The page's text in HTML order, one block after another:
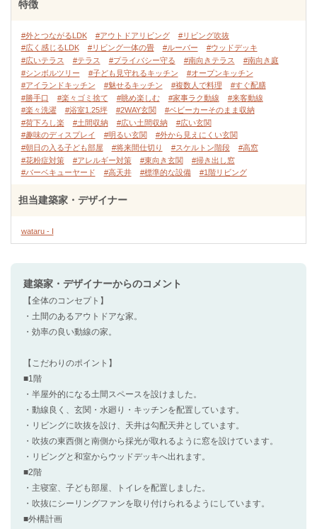
特徴
#外とつながるLDK #アウトドアリビング
#リビング吹抜
#広く感じるLDK
#リビング一体の畳 #ルーバー
#ウッドデッキ
#広いテラス
#テラス #プライバシー守る #南向きテラス
#南向き庭
#シンボルツリー
#子ども見守れるキッチン
#オープンキッチン
#アイランドキッチン
#魅せるキッチン #複数人で料理
#すぐ配膳
#勝手口
#楽々ゴミ捨て #眺め楽しむ #家事ラク動線
#来客動線
#楽々洗濯
#浴室1.25坪 #2WAY玄関
#ベビーカーそのまま収納
#荷下ろし楽
#土間収納 #広い土間収納
#広い玄関
#趣味のディスプレイ
#明るい玄関
#外から見えにくい玄関
#朝日の入る子ども部屋
#将来間仕切り #スケルトン階段
#高窓
#花粉症対策
#アレルギー対策 #東向き玄関
#掃き出し窓
#バーベキューヤード
#高天井 #標準的な設備 #1階リビング
担当建築家・デザイナー
wataru - I
建築家・デザイナーからのコメント
【全体のコンセプト】
・土間のあるアウトドアな家。
・効率の良い動線の家。
【こだわりのポイント】
■1階
・半屋外的になる土間スペースを設けました。
・動線良く、玄関・水廻り・キッチンを配置しています。
・リビングに吹抜を設け、天井は勾配天井としています。
・吹抜の東西側と南側から採光が取れるように窓を設けています。
・リビングと和室からウッドデッキへ出れます。
■2階
・主寝室、子ども部屋、トイレを配置しました。
・吹抜にシーリングファンを取り付けられるようにしています。
■外構計画